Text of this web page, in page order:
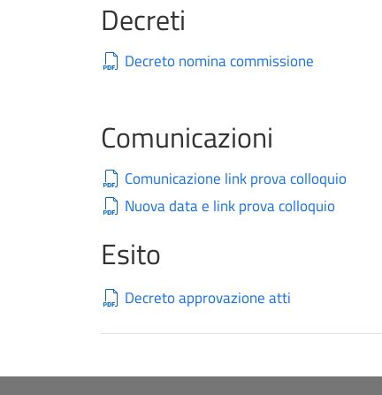
Decreti
Decreto nomina commissione
Comunicazioni
Comunicazione link prova colloquio
Nuova data e link prova colloquio
Esito
Decreto approvazione atti